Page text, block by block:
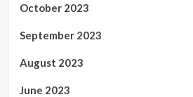
October 2023
September 2023
August 2023
June 2023